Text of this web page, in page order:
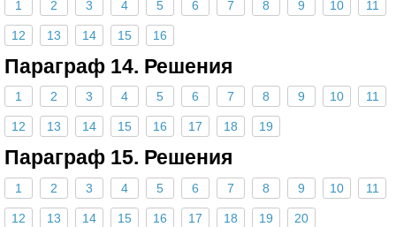
1 2 3 4 5 6 7 8 9 10 11
12 13 14 15 16
Параграф 14. Решения
1 2 3 4 5 6 7 8 9 10 11
12 13 14 15 16 17 18 19
Параграф 15. Решения
1 2 3 4 5 6 7 8 9 10 11
12 13 14 15 16 17 18 19 20